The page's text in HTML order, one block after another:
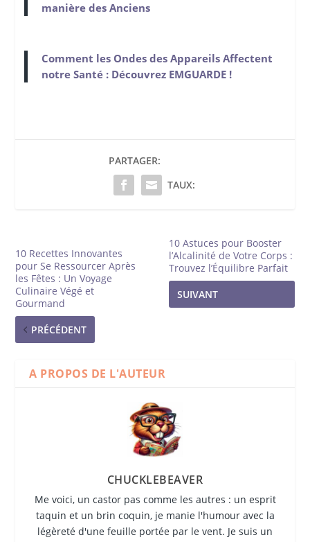
manière des Anciens
Comment les Ondes des Appareils Affectent
notre Santé : Découvrez EMGUARDE !
PARTAGER:
TAUX:
10 Recettes Innovantes
pour Se Ressourcer Après
les Fêtes : Un Voyage
Culinaire Végé et
Gourmand
PRÉCÉDENT
10 Astuces pour Booster
l’Alcalinité de Votre Corps :
Trouvez l’Équilibre Parfait
SUIVANT
A PROPOS DE L'AUTEUR
CHUCKLEBEAVER
Me voici, un castor pas comme les autres : un esprit
taquin et un brin coquin, je manie l'humour avec la
légèreté d'une feuille portée par le vent. Je suis un